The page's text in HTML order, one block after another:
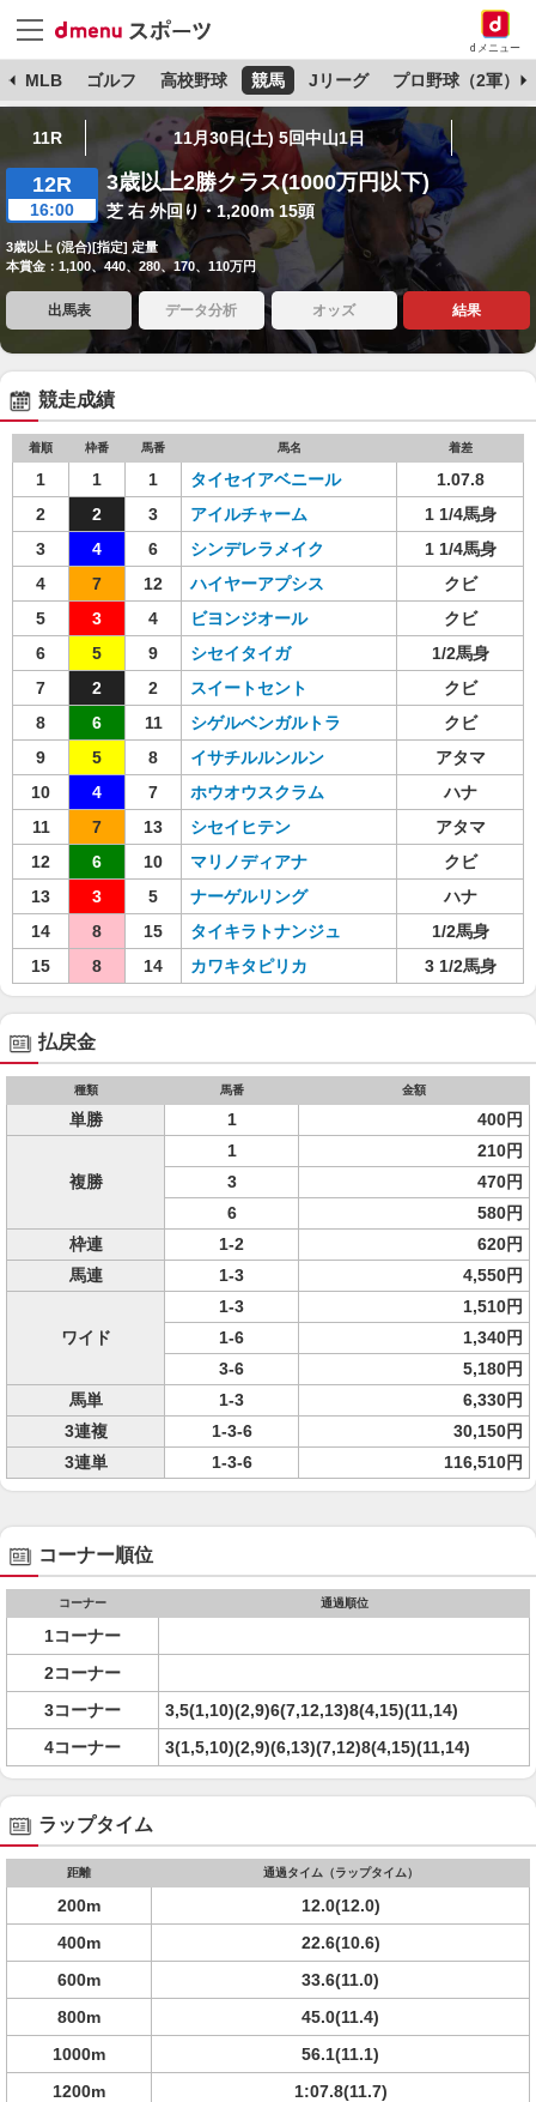
dメニュー
MLB ゴルフ 高校野球 競馬 Jリーグ プロ野球（2軍）
11R 11月30日(土) 5回中山1日
12R
16:00
3歳以上2勝クラス(1000万円以下)
芝 右 外回り・1,200m 15頭
3歳以上 (混合)[指定] 定量
本賞金：1,100、440、280、170、110万円
出馬表 データ分析 オッズ 結果
競走成績
着順 枠番 馬番 馬名 着差
1 1 1 タイセイアベニール
1.07.8
2
2 3 アイルチャーム
1 1/4馬身
3
4 6 シンデレラメイク
1 1/4馬身
4
7 12 ハイヤーアプシス
クビ
5
3 4 ビヨンジオール
クビ
6
5 9 シセイタイガ
1/2馬身
7
2 2 スイートセント
クビ
8
6 11 シゲルベンガルトラ
クビ
9
5 8 イサチルルンルン
アタマ
10
4 7 ホウオウスクラム
ハナ
11
7 13 シセイヒテン
アタマ
12
6 10 マリノディアナ
クビ
13
3 5 ナーゲルリング
ハナ
14
8 15 タイキラトナンジュ
1/2馬身
15
8 14 カワキタピリカ 3 1/2馬身
払戻金
種類 馬番 金額
単勝 1 400円
複勝
1
210円
3
470円
6
580円
枠連
1-2
620円
馬連
1-3 4,550円
ワイド
1-3
1,510円
1-6
1,340円
3-6
5,180円
馬単
1-3
6,330円
3連複
1-3-6
30,150円
3連単
1-3-6 116,510円
コーナー順位
コーナー 通過順位
1コーナー
2コーナー
3コーナー
3,5(1,10)(2,9)6(7,12,13)8(4,15)(11,14)
4コーナー
3(1,5,10)(2,9)(6,13)(7,12)8(4,15)(11,14)
ラップタイム
距離 通過タイム（ラップタイム）
200m
12.0(12.0)
400m
22.6(10.6)
600m
33.6(11.0)
800m
45.0(11.4)
1000m
56.1(11.1)
1200m
1:07.8(11.7)